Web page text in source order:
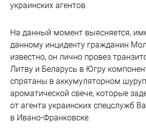
украинских агентов.
На данный момент выясняется,
данному инциденту гражданин
известно, он лично провез
Литву и Беларусь в Югру
спрятаны в аккумуляторном
ароматической свече, которые
от агента украинских спецслужб
в Ивано-Франковске.